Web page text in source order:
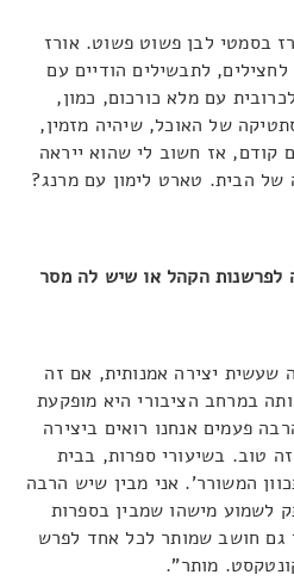
בסמטי לבן פשוט פשוט. אורז
לתבשילים הודיים עם
עם מלא כורכום, כמון,
של האוכל, שיהיה מזמין,
קודם, אז חשוב לי שהוא ייראה
של הבית. טארט לימון עם מרנג?
לפרשנות הקהל או שיש לה מסר
שעשית יצירה אמנותית, אם זה
במרחב הציבורי היא מופקעת
פעמים אנחנו רואים ביצירה
טוב. בשיעורי ספרות, בבית
המשורר'. אני מבין שיש הרבה
לשמוע מישהו שמבין בספרות
חושב שמותר לכל אחד לפרש
מותר".